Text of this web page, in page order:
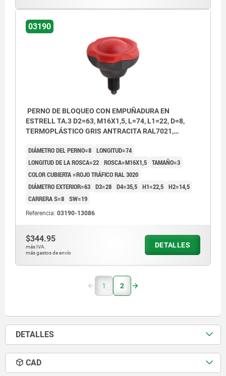
03190
PERNO DE BLOQUEO CON EMPUÑADURA EN
ESTRELL TA.3 D2=63, M16X1,5, L=74, L1=22, D=8,
TERMOPLÁSTICO GRIS ANTRACITA RAL7021,
CUBIERTA:ROJO RAL3020
DIÁMETRO DEL PERNO=8 LONGITUD=74
LONGITUD DE LA ROSCA=22 ROSCA=M16X1,5 TAMAÑO=3
COLOR CUBIERTA =ROJO TRÁFICO RAL 3020
DIÁMETRO EXTERIOR=63 D3=28 D4=35,5 H1=22,5 H2=14,5
CARRERA S=8 SW=19
Referencia: 03190-13086
$344.95
más IVA.
más gastos de envío
DETALLES
1 2
DETALLES
CAD